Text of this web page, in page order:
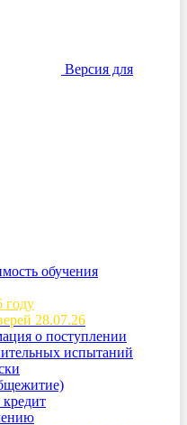
Версия для
обучения
году
28.07.26
о поступлении
испытаний